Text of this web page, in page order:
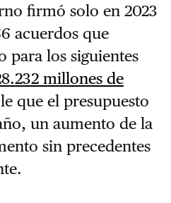
firmó solo en 2023
acuerdos que
para los siguientes
millones de
que el presupuesto
un aumento de la
sin precedentes